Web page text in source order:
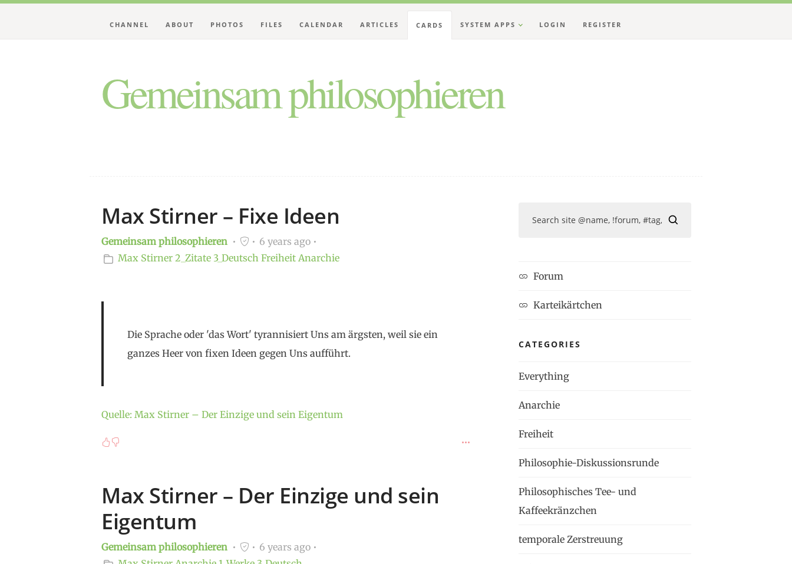
Gemeinsam philosophieren
CHANNEL ABOUT PHOTOS FILES CALENDAR ARTICLES CARDS SYSTEM APPS LOGIN REGISTER
Max Stirner – Fixe Ideen
Gemeinsam philosophieren
6 years ago
Max Stirner 2_Zitate 3_Deutsch Freiheit Anarchie
Die Sprache oder 'das Wort' tyrannisiert Uns am ärgsten, weil sie ein
ganzes Heer von fixen Ideen gegen Uns aufführt.
Quelle: Max Stirner – Der Einzige und sein Eigentum
Max Stirner – Der Einzige und sein
Eigentum
Gemeinsam philosophieren
6 years ago
Forum
Karteikärtchen
CATEGORIES
Everything
Anarchie
Freiheit
Philosophie-Diskussionsrunde
Philosophisches Tee- und
Kaffeekränzchen
temporale Zerstreuung